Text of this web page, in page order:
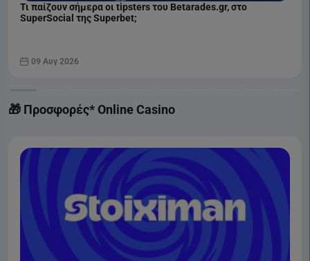
Τι παίζουν σήμερα οι tipsters του Betarades.gr, στο
SuperSocial της Superbet;
09 Αυγ 2026
🎁 Προσφορές* Online Casino